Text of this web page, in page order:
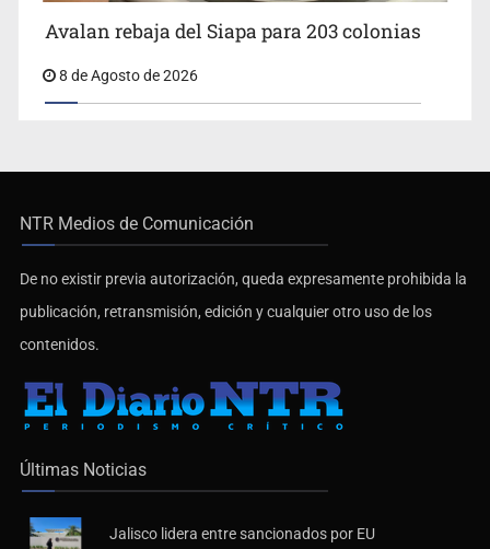
Avalan rebaja del Siapa para 203 colonias
8 de Agosto de 2026
NTR Medios de Comunicación
De no existir previa autorización, queda expresamente prohibida la
publicación, retransmisión, edición y cualquier otro uso de los
contenidos.
Últimas Noticias
Jalisco lidera entre sancionados por EU